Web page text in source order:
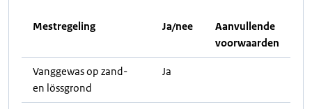
Mestregeling Ja/nee
Aanvullende
voorwaarden
Vanggewas op zand-
en lössgrond
Ja